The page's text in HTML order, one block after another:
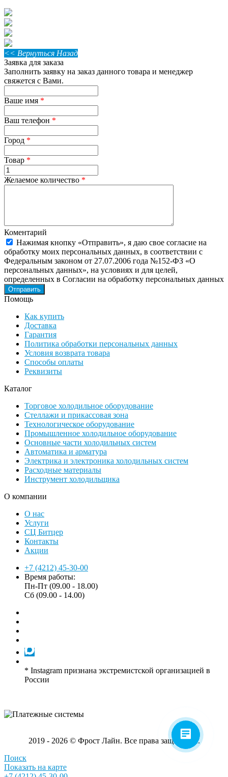
<< Вернуться Назад
Заявка для заказа
Заполнить заявку на заказ данного товара и менеджер
свяжется с Вами.
Ваше имя *
Ваш телефон *
Город *
Товар *
Желаемое количество *
Коментарий
Нажимая кнопку «Отправить», я даю свое согласие на
обработку моих персональных данных, в соответствии с
Федеральным законом от 27.07.2006 года №152-ФЗ «О
персональных данных», на условиях и для целей,
определенных в Согласии на обработку персональных данных
Помощь
Как купить
Доставка
Гарантия
Политика обработки персональных данных
Условия возврата товара
Способы оплаты
Реквизиты
Каталог
Торговое холодильное оборудование
Стеллажи и прикассовая зона
Технологическое оборудование
Промышленное холодильное оборудование
Основные части холодильных систем
Автоматика и арматура
Электрика и электроника холодильных систем
Расходные материалы
Инструмент холодильщика
О компании
О нас
Услуги
СЦ Битцер
Контакты
Акции
+7 (4212) 45-30-00
Время работы:
Пн-Пт (09.00 - 18.00)
Сб (09.00 - 14.00)
* Instagram признана экстремистской организацией в
России
2019 - 2026 © Фрост Лайн. Все права защищены.
Поиск
Показать на карте